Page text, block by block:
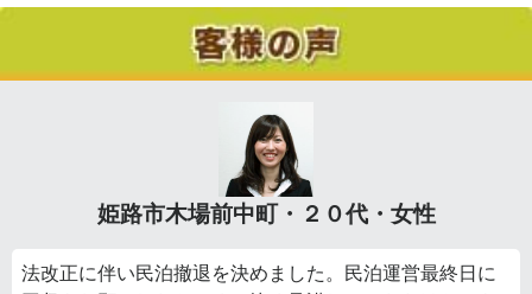
姫路市木場前中町・２０代・女性
法改正に伴い民泊撤退を決めました。民泊運営最終日に